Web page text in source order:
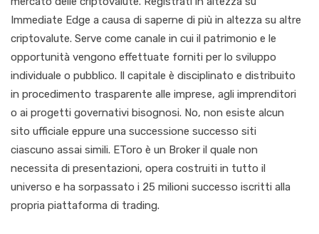
Immediate Edge a causa di saperne di più in altezza su altre
criptovalute. Serve come canale in cui il patrimonio e le
opportunità vengono effettuate forniti per lo sviluppo
individuale o pubblico. Il capitale è disciplinato e distribuito
in procedimento trasparente alle imprese, agli imprenditori
o ai progetti governativi bisognosi. No, non esiste alcun
sito ufficiale eppure una successione successo siti
ciascuno assai simili. EToro è un Broker il quale non
necessita di presentazioni, opera costruiti in tutto il
universo e ha sorpassato i 25 milioni successo iscritti alla
propria piattaforma di trading.